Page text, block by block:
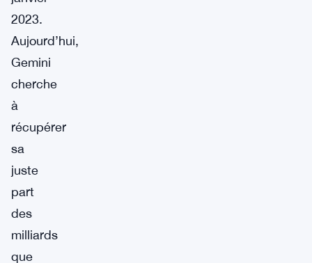
2023.
Aujourd’hui,
Gemini
cherche
à
récupérer
sa
juste
part
des
milliards
que